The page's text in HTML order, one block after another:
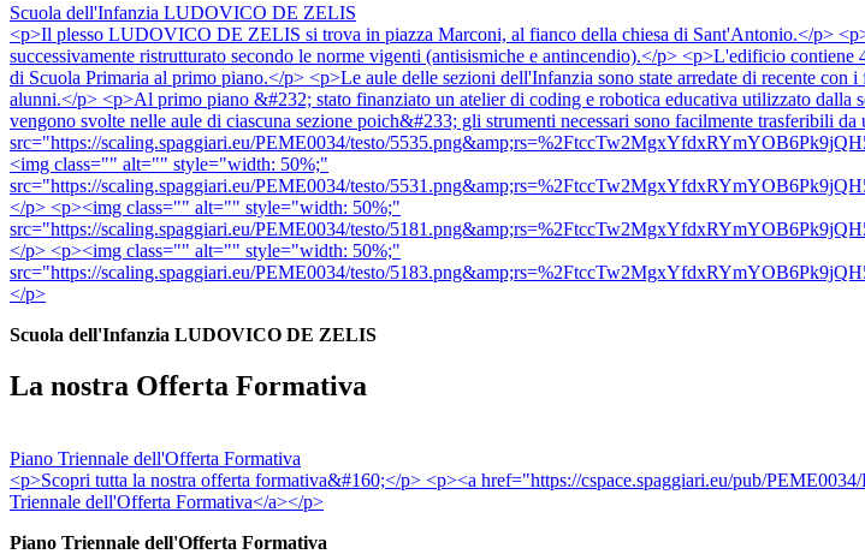
Scuola dell'Infanzia LUDOVICO DE ZELIS
<p>Il plesso LUDOVICO DE ZELIS si trova in piazza Marconi, al fianco della chiesa di Sant'Antonio.</p>
successivamente ristrutturato secondo le norme vigenti (antisismiche e antincendio).</p> <p>L'edificio
di Scuola Primaria al primo piano.</p> <p>Le aule delle sezioni dell'Infanzia sono state arredate di recente
alunni.</p> <p>Al primo piano &#232; stato finanziato un atelier di coding e robotica educativa utilizzato
vengono svolte nelle aule di ciascuna sezione poich&#233; gli strumenti necessari sono facilmente trasferibili
src="https://scaling.spaggiari.eu/PEME0034/testo/
<img class="" alt="" style="width: 50%;"
src="https://scaling.spaggiari.eu/PEME0034/testo/
</p> <p><img class="" alt="" style="width: 50%;"
src="https://scaling.spaggiari.eu/PEME0034/testo/
</p> <p><img class="" alt="" style="width: 50%;"
src="https://scaling.spaggiari.eu/PEME0034/testo/
</p>
Scuola dell'Infanzia LUDOVICO DE ZELIS
La nostra Offerta Formativa
Piano Triennale dell'Offerta Formativa
<p>Scopri tutta la nostra offerta formativa&#160;</p> <p><a href="https://cspace.spaggiari.eu/pub/
Triennale dell'Offerta Formativa</a></p>
Piano Triennale dell'Offerta Formativa